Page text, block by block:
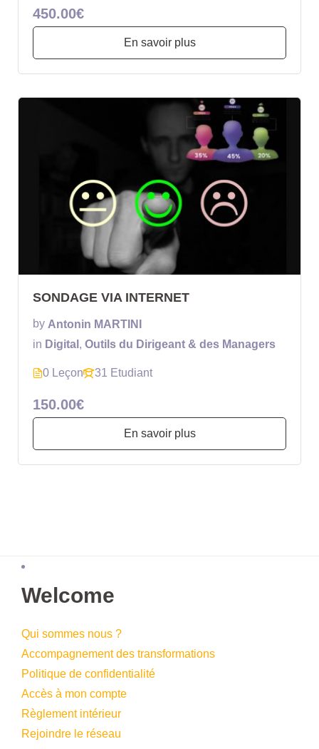
450.00€
En savoir plus
SONDAGE VIA INTERNET
by Antonin MARTINI
in Digital , Outils du Dirigeant & des Managers
0 Leçon 31 Etudiant
150.00€
En savoir plus
Welcome
Qui sommes nous ?
Accompagnement des transformations
Politique de confidentialité
Accès à mon compte
Règlement intérieur
Rejoindre le réseau